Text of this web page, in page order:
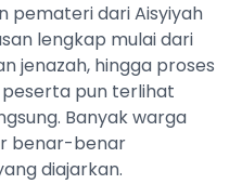
pemateri dari Aisyiyah
lengkap mulai dari
jenazah, hingga proses
peserta pun terlihat
Banyak warga
benar-benar
diajarkan.